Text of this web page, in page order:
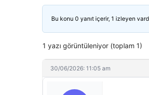
Bu konu 0 yanıt içerir, 1 izleyen
1 yazı görüntüleniyor (toplam 1)
30/06/2026: 11:05 am